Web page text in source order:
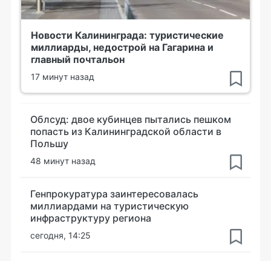
Новости Калининграда: туристические
миллиарды, недострой на Гагарина и
главный почтальон
17 минут назад
Облсуд: двое кубинцев пытались пешком
попасть из Калининградской области в
Польшу
48 минут назад
Генпрокуратура заинтересовалась
миллиардами на туристическую
инфраструктуру региона
сегодня, 14:25